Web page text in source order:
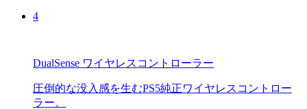
4
DualSense ワイヤレスコントローラー
圧倒的な没入感を生むPS5純正ワイヤレスコントロー
ラー。